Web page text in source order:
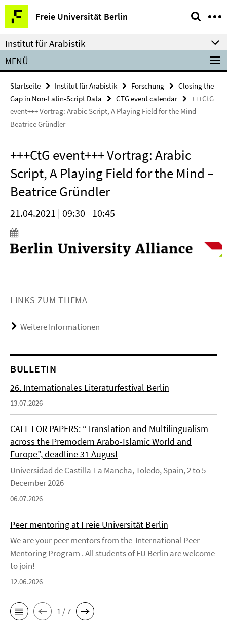
Springe
direkt
zu
Inhalt
Freie Universität Berlin
Service-
Navigation
Institut für Arabistik
MENÜ
Startseite Institut für Arabistik Forschung
Closing the
Gap in Non-Latin-Script Data
CTG event calendar
+++CtG
event+++ Vortrag: Arabic Script, A Playing Field for the Mind –
Beatrice Gründler
+++CtG event+++ Vortrag: Arabic
Script, A Playing Field for the Mind –
Beatrice Gründler
21.04.2021 | 09:30 - 10:45
LINKS ZUM THEMA
Weitere Informationen
BULLETIN
26. Internationales Literaturfestival Berlin
13.07.2026
CALL FOR PAPERS: “Translation and Multilingualism
across the Premodern Arabo-Islamic World and
Europe”, deadline 31 August
Universidad de Castilla-La Mancha, Toledo, Spain, 2 to 5
December 2026
06.07.2026
Peer mentoring at Freie Universität Berlin
We are your peer mentors from the International Peer
Mentoring Program . All students of FU Berlin are welcome
to join!
12.06.2026
1 / 7